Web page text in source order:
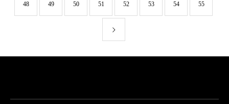
48 49 50 51 52 53 54 55